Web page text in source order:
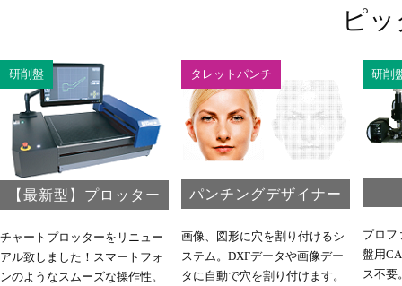
ピ
研削盤
【最新型】プロッター
チャートプロッターをリニュー
アル致しました！スマートフォ
ンのようなスムーズな操作性。
タレットパンチ
パンチングデザイナー
画像、図形に穴を割り付けるシ
ステム。DXFデータや画像デー
タに自動で穴を割り付けます。
研削
プロフ
盤用
ス不要